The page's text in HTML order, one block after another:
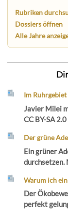
Rubriken
Dossiers öffnen
Alle Jahre
Im
Javier Milei
CC BY-SA
Der grüne
Ein grüner
durchsetzen.
Warum ich
Der
perfekt